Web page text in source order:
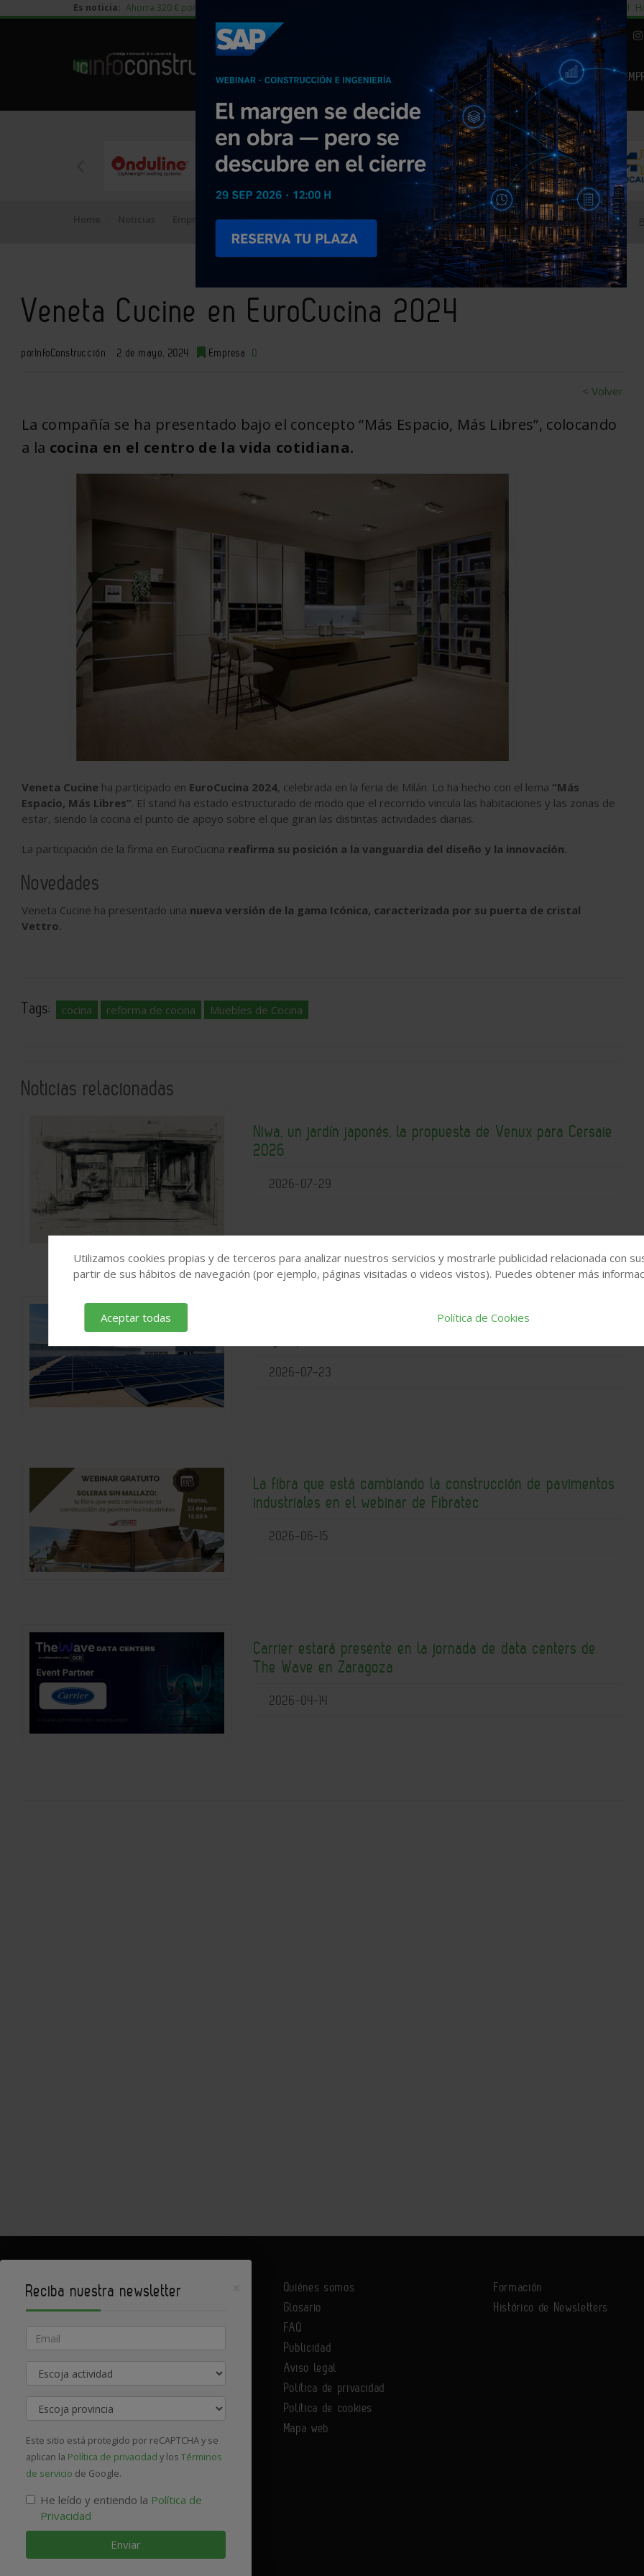
Es noticia: Ahorra 320 € por vivienda en edificación residencial 29% cambiar al alquiler temporal
|
NOTICIAS PRODUCTOS AGENDA ARTÍCULOS
EMPRESAS PREMIUM
Veneta Cucine en EuroCucina 2024
Veneta Cucine en EuroCucina 2024
porInfoConstrucción 2 de mayo, 2024 Empresa 0
< Volver
La compañía se ha presentado bajo el concepto “Más Espacio, Más Libres”, colocando
a la cocina en el centro de la vida cotidiana.
Veneta Cucine ha participado en EuroCucina 2024, celebrada en la feria de Milán. Lo ha hecho con el lema “Más
Espacio, Más Libres”. El stand ha estado estructurado de modo que el recorrido vincula las habitaciones y las zonas de
estar, siendo la cocina el punto de apoyo sobre el que giran las distintas actividades diarias.
La participación de la firma en EuroCucina reafirma su posición a la vanguardia del diseño y la innovación.
Novedades
Veneta Cucine ha presentado una nueva versión de la gama Icónica, caracterizada por su puerta de cristal
Vettro.
Tags: cocina reforma de cocina Muebles de Cocina
Noticias relacionadas
Niwa, un jardín japonés, la propuesta de Venux para Cersaie
2026
2026-07-29
Porcelanosa Grupo impulsa su transición energética con la
2026-07-23
La fibra que está cambiando la construcción de pavimentos
industriales en el webinar de Fibratec
2026-06-15
Carrier estará presente en la jornada de data centers de
The Wave en Zaragoza
2026-04-14
Contacte con nosotros
Quiénes somos
Glosario
FAQ
Publicidad
Aviso legal
Política de privacidad
Política de cookies
Mapa web
Formación
Histórico de Newsletters
Utilizamos cookies propias y de terceros para analizar nuestros servicios y mostrarle publicidad relacionada con
partir de sus hábitos de navegación (por ejemplo, páginas visitadas o videos vistos). Puedes obtener más
Aceptar todas Política de Cookies
Reciba nuestra newsletter
Email
Actividad
Provincia
Este sitio está protegido por reCAPTCHA y se
aplican la Política de privacidad y los Términos
de servicio de Google.
He leído y entiendo la Política de
Privacidad
Enviar